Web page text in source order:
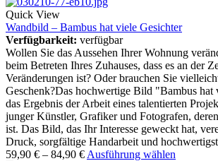
Quick View
Wandbild – Bambus hat viele Gesichter
Verfügbarkeit: verfügbar
Wollen Sie das Aussehen Ihrer Wohnung
beim Betreten Ihres Zuhauses, dass es an der
Veränderungen ist? Oder brauchen Sie
Geschenk?Das hochwertige Bild "Bambus hat
das Ergebnis der Arbeit eines talentierten
junger Künstler, Grafiker und Fotografen,
ist. Das Bild, das Ihr Interesse geweckt hat,
Druck, sorgfältige Handarbeit und
59,90 € – 84,90 € Ausführung wählen